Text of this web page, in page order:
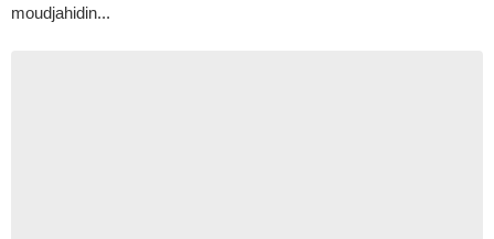
moudjahidin...